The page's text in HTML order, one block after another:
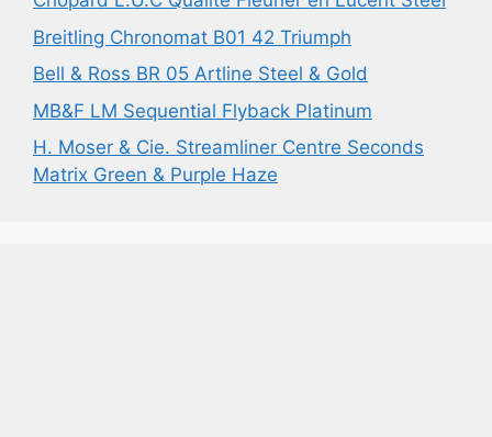
Breitling Chronomat B01 42 Triumph
Bell & Ross BR 05 Artline Steel & Gold
MB&F LM Sequential Flyback Platinum
H. Moser & Cie. Streamliner Centre Seconds
Matrix Green & Purple Haze